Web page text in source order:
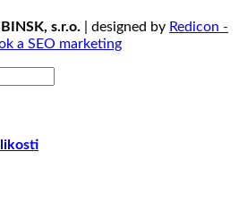
s.r.o. | designed by Redicon -
a SEO marketing